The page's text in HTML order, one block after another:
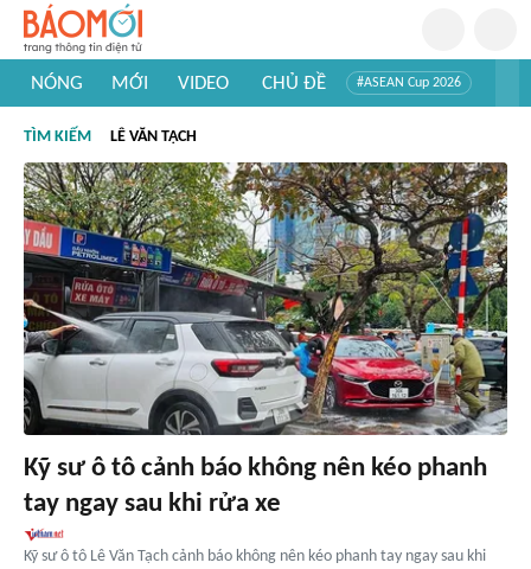
NÓNG MỚI VIDEO CHỦ ĐỀ #ASEAN Cup 2026
#Khám phá thế giới
TÌM KIẾM LÊ VĂN TẠCH
Kỹ sư ô tô cảnh báo không nên kéo phanh
tay ngay sau khi rửa xe
Kỹ sư ô tô Lê Văn Tạch cảnh báo không nên kéo phanh tay ngay sau khi